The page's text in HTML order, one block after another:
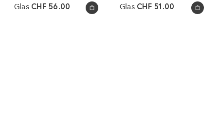
In den Warenkorb legen
Glas CHF 56.00 In den Warenkorb legen
Glas CHF 51.00